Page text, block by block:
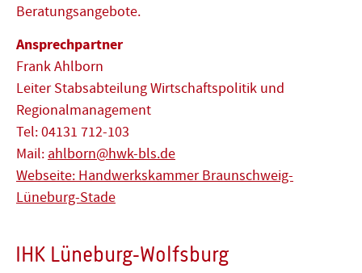
Beratungsangebote.
Ansprechpartner
Frank Ahlborn
Leiter Stabsabteilung Wirtschaftspolitik und
Regionalmanagement
Tel: 04131 712-103
Mail: ahlborn@hwk-bls.de
Webseite: Handwerkskammer Braunschweig-
Lüneburg-Stade
IHK Lüneburg-Wolfsburg